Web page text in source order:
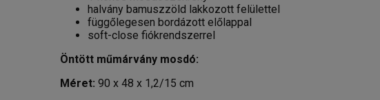
halvány bamuszzöld lakkozott felülettel
függőlegesen bordázott előlappal
soft-close fiókrendszerrel
Öntött műmárvány mosdó:
Méret: 90 x 48 x 1,2/15 cm